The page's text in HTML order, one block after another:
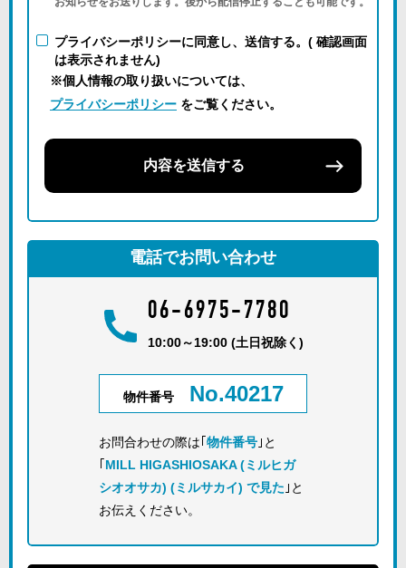
プライバシーポリシーに同意し、送信する。( 確認画面
は表示されません)
※個人情報の取り扱いについては、
プライバシーポリシー をご覧ください。
内容を送信する
電話でお問い合わせ
06-6975-7780
10:00～19:00 (土日祝除く)
物件番号 No.40217
お問合わせの際は｢ 物件番号 ｣と
MILL HIGASHIOSAKA (ミルヒガ
シオオサカ) (ミルサカイ) で見た ｣と
お伝えください。